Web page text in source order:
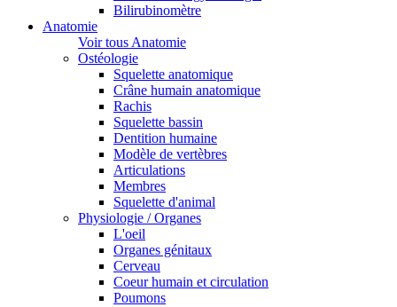
Bilirubinomètre
Anatomie
Voir tous Anatomie
Ostéologie
Squelette anatomique
Crâne humain anatomique
Rachis
Squelette bassin
Dentition humaine
Modèle de vertèbres
Articulations
Membres
Squelette d'animal
Physiologie / Organes
L'oeil
Organes génitaux
Cerveau
Coeur humain et circulation
Poumons